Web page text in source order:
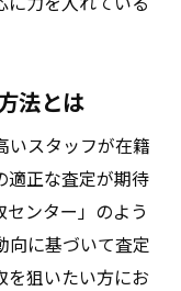
法とは
いスタッフが在籍
適正な査定が期待
ンター」のよう
向に基づいて査定
を狙いたい方にお